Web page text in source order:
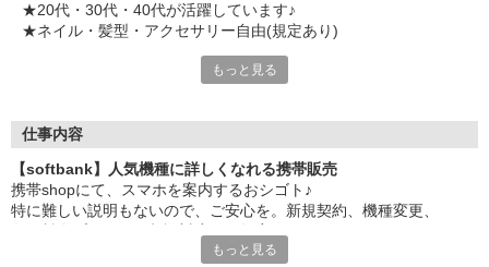
★20代・30代・40代が活躍しています♪
★ネイル・髪型・アクセサリー自由(規定あり)
シエロのスタッフは9割が未経験スタート。
ずっと先まで役に立ちます！
丁寧な研修もあるので、
みなさんから働きやすいと好評です♪
最新アプリ事情やお得なプラン、
スマホの裏ワザを学べるチャンス♪
もっと見る
仕事内容
【softbank】人気機種に詳しくなれる携帯販売
携帯shopにて、スマホを案内するおシゴト♪
特に難しい説明もないので、ご安心を。新規契約、機種変更、
もっと見る